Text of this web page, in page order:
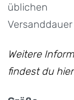
üblichen
Weitere
findest du hier